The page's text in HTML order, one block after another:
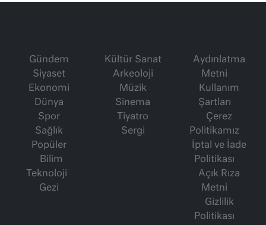
Gündem
Siyaset
Ekonomi
Dünya
Spor
Sağlık
Popüler
Bilim
Teknoloji
Gezi
Kültür Sanat
Arkeoloji
Müzik
Sinema
Tiyatro
Sergi
Aydınlatma
Metni
Kullanım
Şartları
Çerez
Politikamız
İptal ve İade
Politikası
Açık Rıza
Metni
Gizlilik
Politikası